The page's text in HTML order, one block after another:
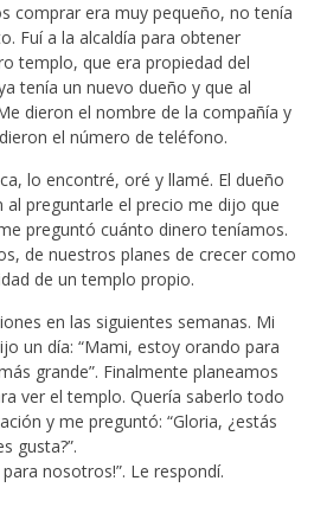
comprar era muy pequeño, no tenía
Fuí a la alcaldía para obtener
templo, que era propiedad del
tenía un nuevo dueño y que al
dieron el nombre de la compañía y
el número de teléfono.
lo encontré, oré y llamé. El dueño
preguntarle el precio me dijo que
preguntó cuánto dinero teníamos.
de nuestros planes de crecer como
de un templo propio.
en las siguientes semanas. Mi
un día: “Mami, estoy orando para
grande”. Finalmente planeamos
ver el templo. Quería saberlo todo
y me preguntó: “Gloria, ¿estás
gusta?”.
para nosotros!”. Le respondí.